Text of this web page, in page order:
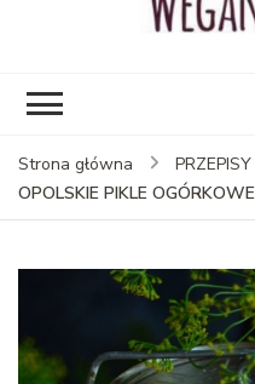
Strona główna PRZEPISY
OPOLSKIE PIKLE OGÓRKOWE